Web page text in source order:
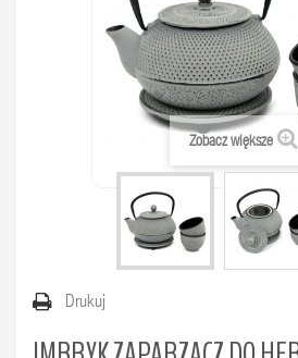
Zobacz większe
Drukuj